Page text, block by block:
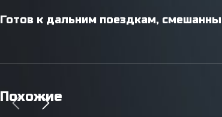
Готов к дальним поездкам,
Похожие